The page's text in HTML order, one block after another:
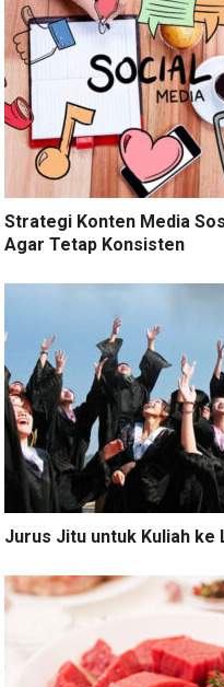
Strategi Konten Media
Agar Tetap Konsisten
Jurus Jitu untuk Kuliah ke